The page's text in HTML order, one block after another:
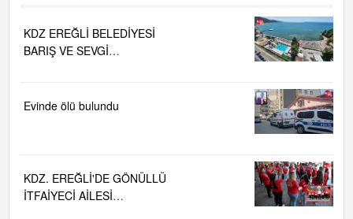
KDZ EREĞLİ BELEDİYESİ
BARIŞ VE SEVGİ
Evinde ölü bulundu
KDZ. EREĞLİ'DE GÖNÜLLÜ
İTFAİYECİ AİLESİ